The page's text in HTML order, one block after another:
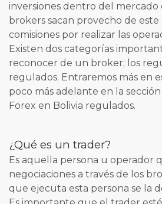
inversiones dentro del mercado
brokers sacan provecho de
comisiones por realizar las
Existen dos categorías
reconocer de un broker; los
regulados. Entraremos más en
poco más adelante en la
Forex en Bolivia regulados.
¿Qué es un trader?
Es aquella persona u operador
negociaciones a través de los
que ejecuta esta persona se la